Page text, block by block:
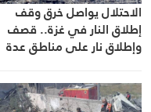
الاحتلال يواصل خرق وقف
إطلاق النار في غزة.. قصف
وإطلاق نار على مناطق عدة